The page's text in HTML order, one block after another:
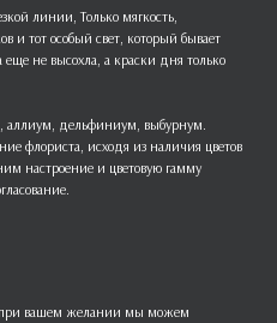
линии, Только мягкость,
и тот особый свет, который бывает
не высохла, а краски дня только
аллиум, дельфиниум, выбурнум.
флориста, исходя из наличия цветов
настроение и цветовую гамму
при вашем желании мы можем